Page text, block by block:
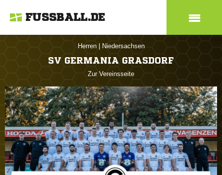
FUSSBALL.DE
Herren Niedersachsen
SV GERMANIA GRASDORF
Zur Vereinsseite